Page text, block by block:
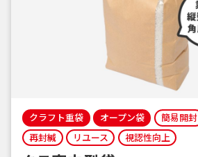
クラフト重袋 オープン袋 簡易開封
再封緘
リユース 視認性向上